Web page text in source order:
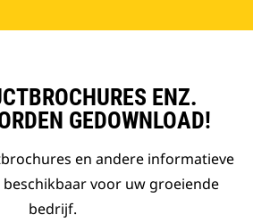
ENZ.
GEDOWNLOAD!
en andere informatieve
voor uw groeiende
bedrijf.